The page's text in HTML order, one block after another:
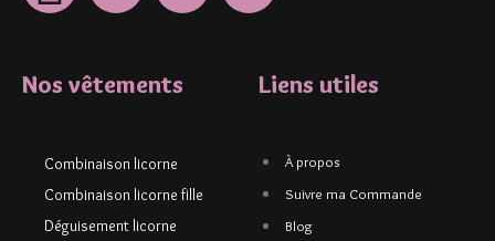
Nos vêtements
Combinaison licorne
Combinaison licorne fille
Déguisement licorne
Liens utiles
À propos
Suivre ma Commande
Blog